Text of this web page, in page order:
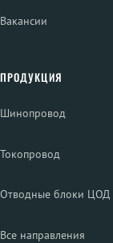
Вакансии
ПРОДУКЦИЯ
Шинопровод
Токопровод
Отводные блоки ЦОД
Все направления